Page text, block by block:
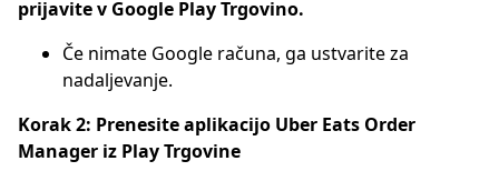
prijavite v Google Play Trgovino.
Če nimate Google računa, ga ustvarite za
nadaljevanje.
Korak 2: Prenesite aplikacijo Uber Eats Order
Manager iz Play Trgovine